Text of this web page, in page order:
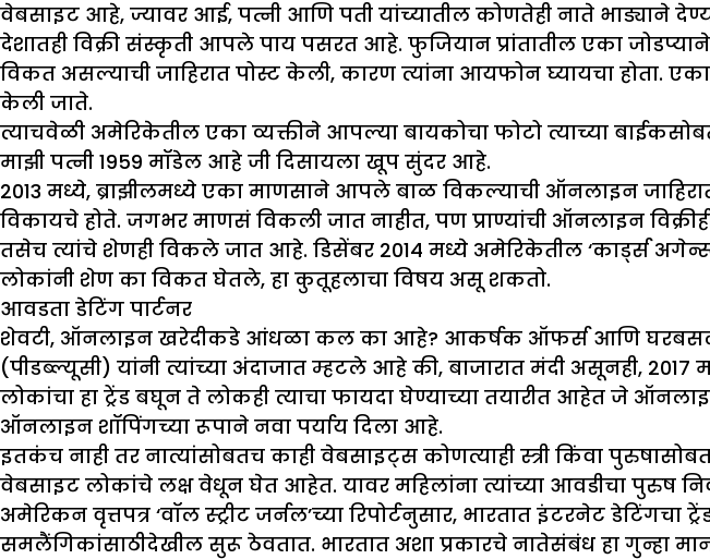
वेबसाइट आहे, ज्यावर आई, पत्नी आणि पती यांच्यातील कोणतेही नाते भाड्याने
देशातही विक्री संस्कृती आपले पाय पसरत आहे. फुजियान प्रांतातील एका
विकत असल्याची जाहिरात पोस्ट केली, कारण त्यांना आयफोन घ्यायचा होता.
केली जाते.
त्याचवेळी अमेरिकेतील एका व्यक्तीने आपल्या बायकोचा फोटो त्याच्या
माझी पत्नी 1959 मॉडेल आहे जी दिसायला खूप सुंदर आहे.
2013 मध्ये, ब्राझीलमध्ये एका माणसाने आपले बाळ विकल्याची ऑनलाइन
विकायचे होते. जगभर माणसं विकली जात नाहीत, पण प्राण्यांची ऑनलाइन
तसेच त्यांचे शेणही विकले जात आहे. डिसेंबर 2014 मध्ये अमेरिकेतील ‘कार्ड्स
लोकांनी शेण का विकत घेतले, हा कुतूहलाचा विषय असू शकतो.
आवडता डेटिंग पार्टनर
शेवटी, ऑनलाइन खरेदीकडे आंधळा कल का आहे? आकर्षक ऑफर्स आणि
(पीडब्ल्यूसी) यांनी त्यांच्या अंदाजात म्हटले आहे की, बाजारात मंदी असूनही,
लोकांचा हा ट्रेंड बघून ते लोकही त्याचा फायदा घेण्याच्या तयारीत आहेत जे
ऑनलाइन शॉपिंगच्या रूपाने नवा पर्याय दिला आहे.
इतकंच नाही तर नात्यांसोबतच काही वेबसाइट्स कोणत्याही स्त्री किंवा
वेबसाइट लोकांचे लक्ष वेधून घेत आहेत. यावर महिलांना त्यांच्या आवडीचा पुरुष
अमेरिकन वृत्तपत्र ‘वॉल स्ट्रीट जर्नल’च्या रिपोर्टनुसार, भारतात इंटरनेट
समलैंगिकांसाठीदेखील सुरू ठेवतात. भारतात अशा प्रकारचे नातेसंबंध हा